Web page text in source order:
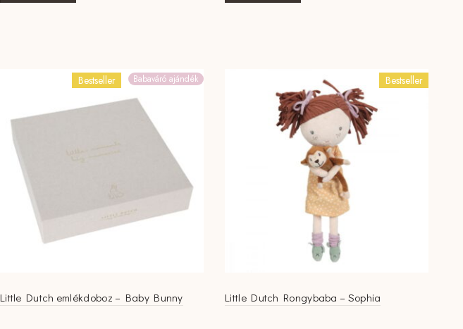
Bestseller Babaváró ajándék
Little Dutch emlékdoboz – Baby Bunny
Bestseller
Little Dutch Rongybaba – Sophia